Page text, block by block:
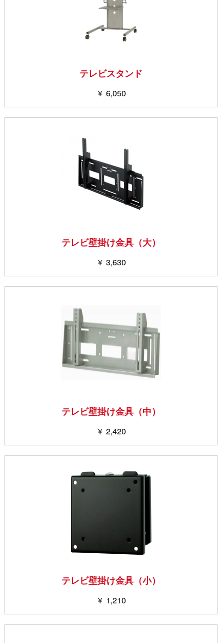
テレビスタンド
￥ 6,050
テレビ壁掛け金具（大）
￥ 3,630
テレビ壁掛け金具（中）
￥ 2,420
テレビ壁掛け金具（小）
￥ 1,210